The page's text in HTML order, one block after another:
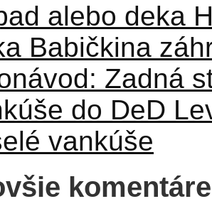
alebo deka
Babičkina
Zadná
do DeD
vankúše
komentáre